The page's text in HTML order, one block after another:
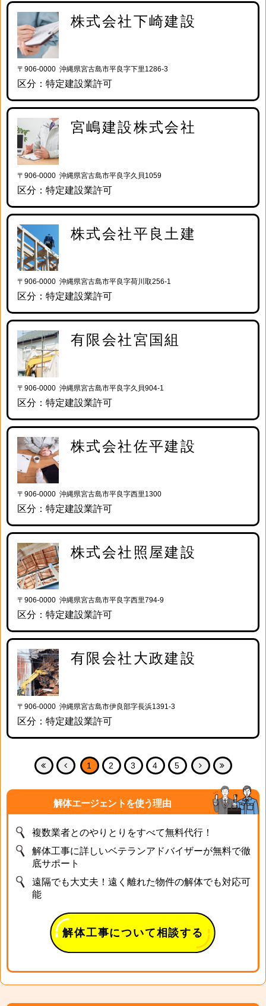
株式会社下崎建設
〒906-0000 沖縄県宮古島市平良字下里1286-3
区分：特定建設業許可
宮嶋建設株式会社
〒906-0000 沖縄県宮古島市平良字久貝1059
区分：特定建設業許可
株式会社平良土建
〒906-0000 沖縄県宮古島市平良字荷川取256-1
区分：特定建設業許可
有限会社宮国組
〒906-0000 沖縄県宮古島市平良字久貝904-1
区分：特定建設業許可
株式会社佐平建設
〒906-0000 沖縄県宮古島市平良字西里1300
区分：特定建設業許可
株式会社照屋建設
〒906-0000 沖縄県宮古島市平良字西里794-9
区分：特定建設業許可
有限会社大政建設
〒906-0000 沖縄県宮古島市伊良部字長浜1391-3
区分：特定建設業許可
1 2 3 4 5
解体エージェントを使う理由
複数業者とのやりとりをすべて無料代行！
解体工事に詳しいベテランアドバイザーが無料で徹
底サポート
遠隔でも大丈夫！遠く離れた物件の解体でも対応可
能
解体工事について相談する